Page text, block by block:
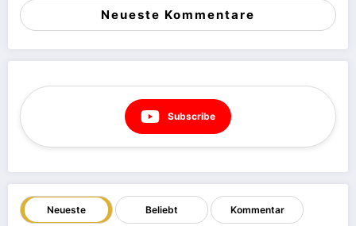
Neueste Kommentare
Subscribe
Neueste Beliebt Kommentar